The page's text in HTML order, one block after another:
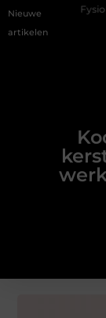
Nieuwe
artikelen
Fysio Aalsmeer: